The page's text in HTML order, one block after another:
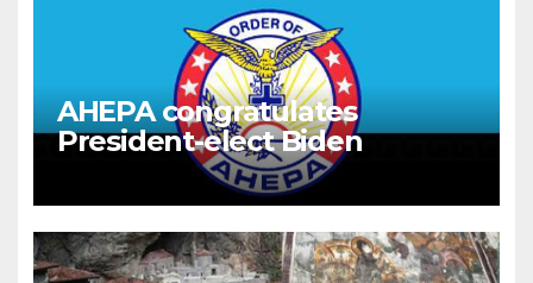
AHEPA congratulates
President-elect Biden